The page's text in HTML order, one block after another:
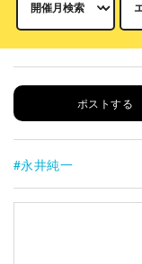
ポストする
永井純一